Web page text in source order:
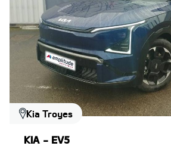
Kia Troyes
KIA - EV5